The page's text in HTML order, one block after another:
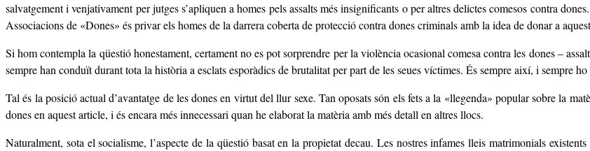
salvatgement i venjativament per jutges s’apliquen a homes pels assalts més insignificants o per altres delictes comesos contra
Associacions de «Dones» és privar els homes de la darrera coberta de protecció contra dones criminals amb la idea de donar a
Si hom contempla la qüestió honestament, certament no es pot sorprendre per la violència ocasional comesa contra les dones –
sempre han conduït durant tota la història a esclats esporàdics de brutalitat per part de les seues víctimes. És sempre així, i sempre ho
Tal és la posició actual d’avantatge de les dones en virtut del llur sexe. Tan oposats són els fets a la «llegenda» popular sobre la
dones en aquest article, i és encara més innecessari quan he elaborat la matèria amb més detall en altres llocs.
Naturalment, sota el socialisme, l’aspecte de la qüestió basat en la propietat decau. Les nostres infames lleis matrimonials